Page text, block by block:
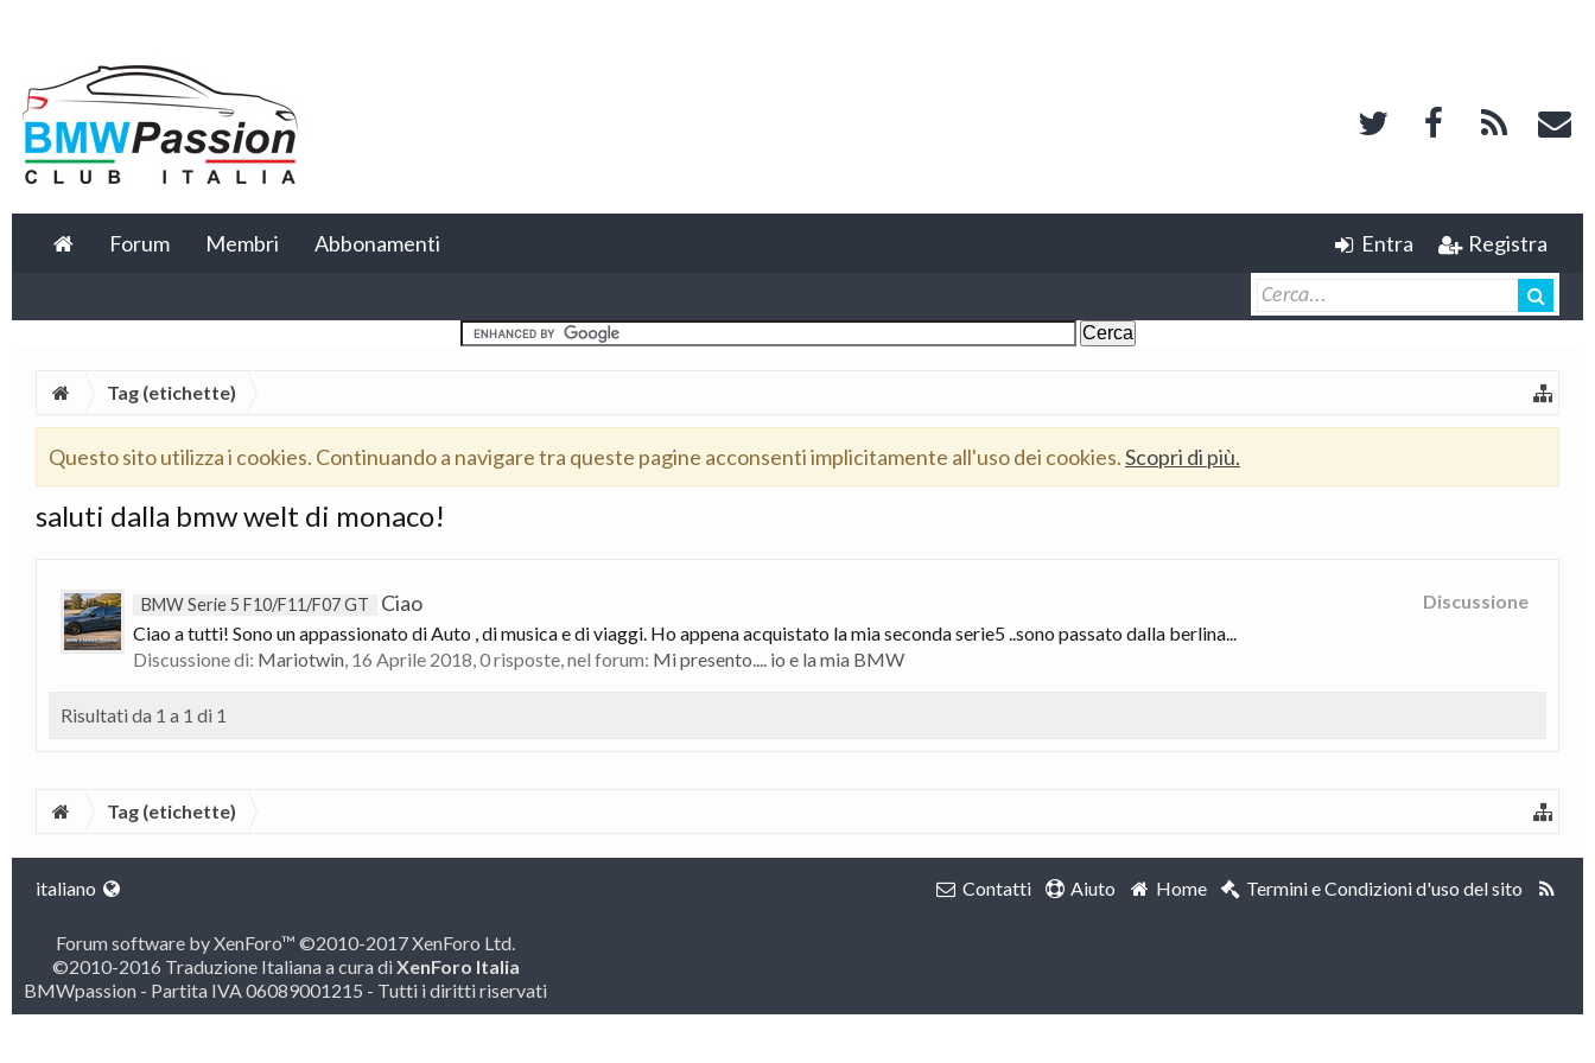
Forum Membri Abbonamenti Entra Registra
Tag (etichette)
Questo sito utilizza i cookies. Continuando a navigare tra queste pagine acconsenti implicitamente all'uso dei cookies.Scopri di più.
saluti dalla bmw welt di monaco!
Discussione
BMW Serie 5 F10/F11/F07 GT Ciao
Ciao a tutti! Sono un appassionato di Auto , di musica e di viaggi. Ho appena acquistato la mia seconda serie5 ..sono passato dalla berlina...
Discussione di: Mariotwin, 16 Aprile 2018, 0 risposte, nel forum: Mi presento.... io e la mia BMW
Risultati da 1 a 1 di 1
Tag (etichette)
italiano Contatti Aiuto Home Termini e Condizioni d'uso del sito
Forum software by XenForo™ ©2010-2017 XenForo Ltd.
©2010-2016 Traduzione Italiana a cura diXenForo Italia
BMWpassion - Partita IVA 06089001215 - Tutti i diritti riservati